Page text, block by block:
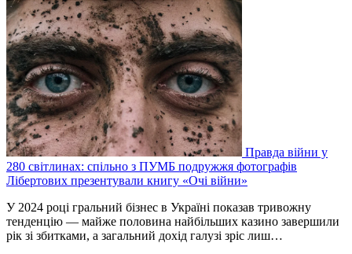
Правда війни у
280 світлинах: спільно з ПУМБ подружжя фотографів
Лібертових презентували книгу «Очі війни»
У 2024 році гральний бізнес в Україні показав тривожну
тенденцію — майже половина найбільших казино завершили
рік зі збитками, а загальний дохід галузі зріс лиш…